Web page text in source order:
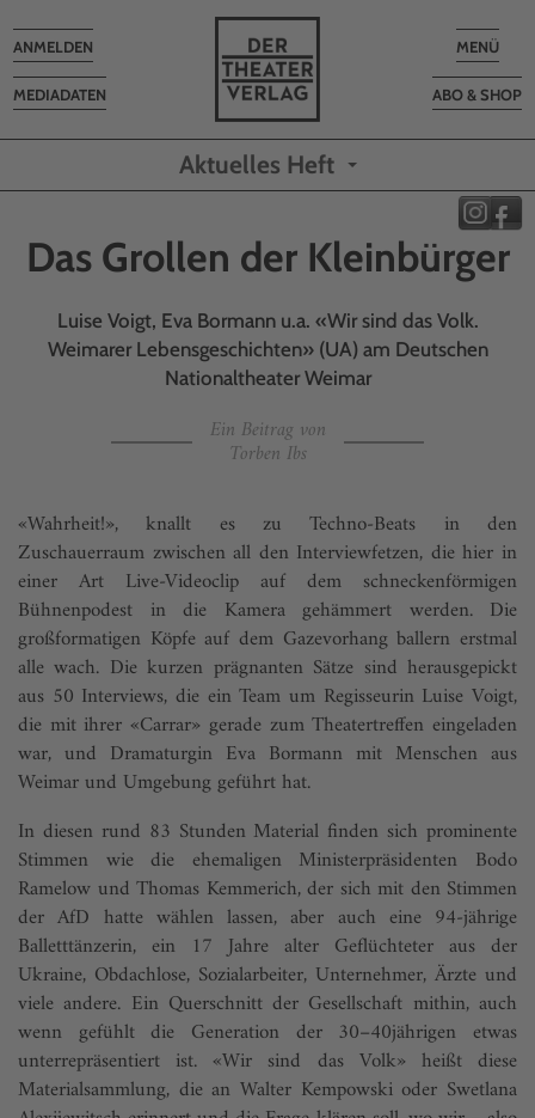
Toggle
MENÜ
ABO & SHOP
MEDIADATEN
Toggle
navigation
ANMELDEN
Aktuelles Heft
Das Grollen der Kleinbürger
Luise Voigt, Eva Bormann u.a. «Wir sind das Volk.
Weimarer Lebensgeschichten» (UA) am Deutschen
Nationaltheater Weimar
Ein Beitrag von
Torben Ibs
«Wahrheit!», knallt es zu Techno-Beats in den
Zuschauerraum zwischen all den Interviewfetzen, die hier in
einer Art Live-Videoclip auf dem schneckenförmigen
Bühnenpodest in die Kamera gehämmert werden. Die
großformatigen Köpfe auf dem Gazevorhang ballern erstmal
alle wach. Die kurzen prägnanten Sätze sind herausgepickt
aus 50 Interviews, die ein Team um Regisseurin Luise Voigt,
die mit ihrer «Carrar» gerade zum Theatertreffen eingeladen
war, und Dramaturgin Eva Bormann mit Menschen aus
Weimar und Umgebung geführt hat.
In diesen rund 83 Stunden Material finden sich prominente
Stimmen wie die ehemaligen Ministerpräsidenten Bodo
Ramelow und Thomas Kemmerich, der sich mit den Stimmen
der AfD hatte wählen lassen, aber auch eine 94-jährige
Balletttänzerin, ein 17 Jahre alter Geflüchteter aus der
Ukraine, Obdachlose, Sozialarbeiter, Unternehmer, Ärzte und
viele andere. Ein Querschnitt der Gesellschaft mithin, auch
wenn gefühlt die Generation der 30–40jährigen etwas
unterrepräsentiert ist. «Wir sind das Volk» heißt diese
Materialsammlung, die an Walter Kempowski oder Swetlana